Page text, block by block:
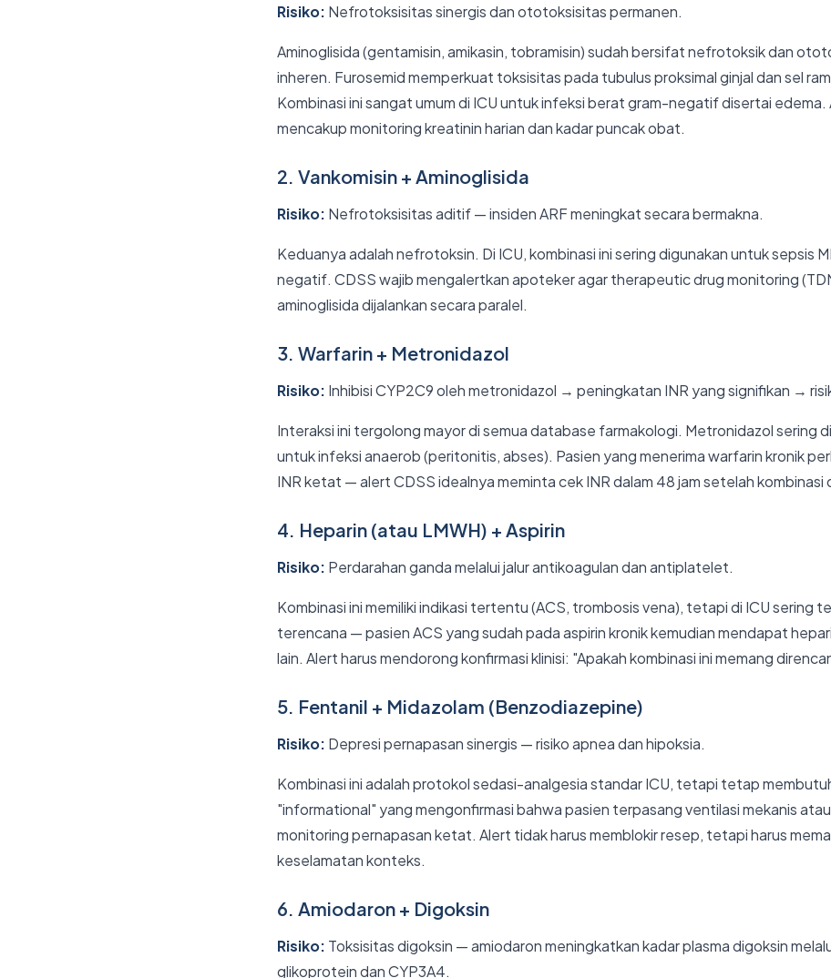
Risiko: Nefrotoksisitas sinergis dan ototoksisitas permanen.
Aminoglisida (gentamisin, amikasin, tobramisin) sudah bersifat nefrotoksik dan
inheren. Furosemid memperkuat toksisitas pada tubulus proksimal ginjal dan sel
Kombinasi ini sangat umum di ICU untuk infeksi berat gram-negatif disertai edema.
mencakup monitoring kreatinin harian dan kadar puncak obat.
2. Vankomisin + Aminoglisida
Risiko: Nefrotoksisitas aditif — insiden ARF meningkat secara bermakna.
Keduanya adalah nefrotoksin. Di ICU, kombinasi ini sering digunakan untuk sepsis
negatif. CDSS wajib mengalertkan apoteker agar therapeutic drug monitoring
aminoglisida dijalankan secara paralel.
3. Warfarin + Metronidazol
Risiko: Inhibisi CYP2C9 oleh metronidazol → peningkatan INR yang signifikan →
Interaksi ini tergolong mayor di semua database farmakologi. Metronidazol sering
untuk infeksi anaerob (peritonitis, abses). Pasien yang menerima warfarin kronik
INR ketat — alert CDSS idealnya meminta cek INR dalam 48 jam setelah kombinasi
4. Heparin (atau LMWH) + Aspirin
Risiko: Perdarahan ganda melalui jalur antikoagulan dan antiplatelet.
Kombinasi ini memiliki indikasi tertentu (ACS, trombosis vena), tetapi di ICU sering
terencana — pasien ACS yang sudah pada aspirin kronik kemudian mendapat
lain. Alert harus mendorong konfirmasi klinisi: "Apakah kombinasi ini memang
5. Fentanil + Midazolam (Benzodiazepine)
Risiko: Depresi pernapasan sinergis — risiko apnea dan hipoksia.
Kombinasi ini adalah protokol sedasi-analgesia standar ICU, tetapi tetap
"informational" yang mengonfirmasi bahwa pasien terpasang ventilasi mekanis
monitoring pernapasan ketat. Alert tidak harus memblokir resep, tetapi harus
keselamatan konteks.
6. Amiodaron + Digoksin
Risiko: Toksisitas digoksin — amiodaron meningkatkan kadar plasma digoksin
glikoprotein dan CYP3A4.